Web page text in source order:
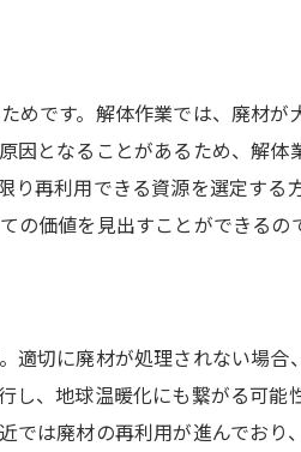
の工夫
法
術革新
戦
類
です。解体作業では、廃材
となることがあるため、解
再利用できる資源を選定する
価値を見出すことができるの
切に廃材が処理されない場
、地球温暖化にも繋がる可能
は廃材の再利用が進んでお